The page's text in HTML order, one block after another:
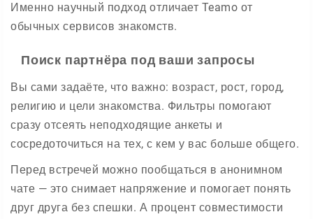
Именно научный подход отличает Teamo от
обычных сервисов знакомств.
Поиск партнёра под ваши запросы
Вы сами задаёте, что важно: возраст, рост, город,
религию и цели знакомства. Фильтры помогают
сразу отсеять неподходящие анкеты и
сосредоточиться на тех, с кем у вас больше общего.
Перед встречей можно пообщаться в анонимном
чате — это снимает напряжение и помогает понять
друг друга без спешки. А процент совместимости